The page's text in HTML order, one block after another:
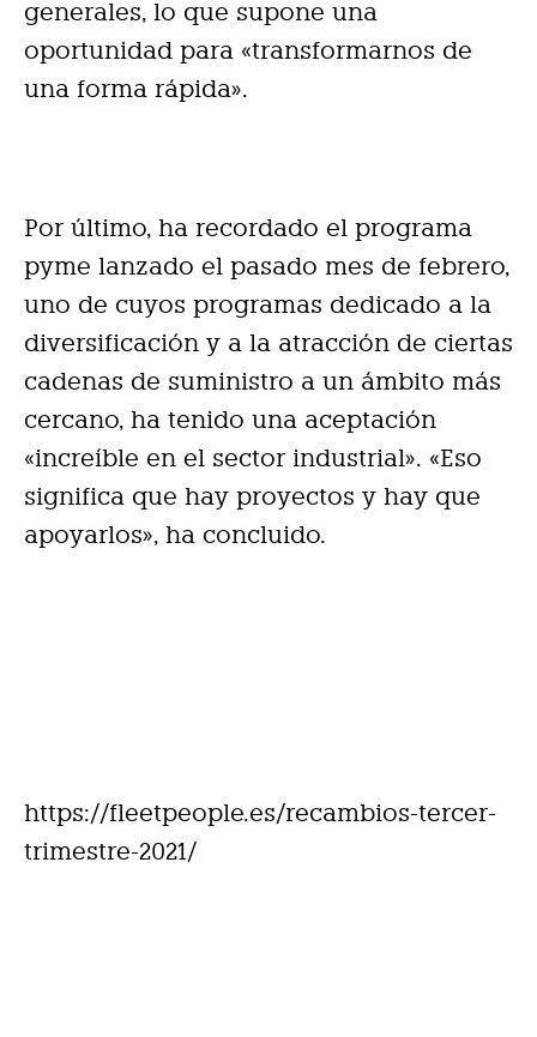
generales, lo que supone una
oportunidad para «transformarnos de
una forma rápida».
Por último, ha recordado el programa
pyme lanzado el pasado mes de febrero,
uno de cuyos programas dedicado a la
diversificación y a la atracción de ciertas
cadenas de suministro a un ámbito más
cercano, ha tenido una aceptación
«increíble en el sector industrial». «Eso
significa que hay proyectos y hay que
apoyarlos», ha concluido.
https://fleetpeople.es/recambios-tercer-
trimestre-2021/